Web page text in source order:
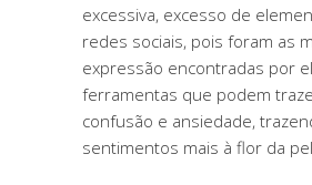
excessiva, excesso de
redes sociais, pois foram as
expressão encontradas por
ferramentas que podem
confusão e ansiedade,
sentimentos mais à flor da